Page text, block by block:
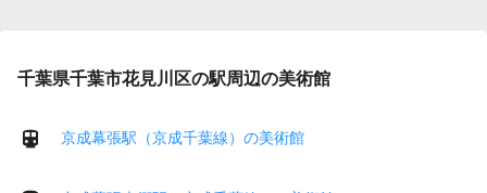
千葉県千葉市花見川区の駅周辺の美術館
京成幕張駅（京成千葉線）の美術館